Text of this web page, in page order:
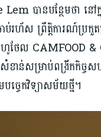
បានបន្ថែមថា នៅ
ប់រហ័ស ព្រឹត្តិការណ៍ប្រកួ
ថែល CAMFOOD
ាន់សម្រាប់ពង្រីកកិច្ចស
ច្ចេកវិទ្យាសម័យថ្មី។